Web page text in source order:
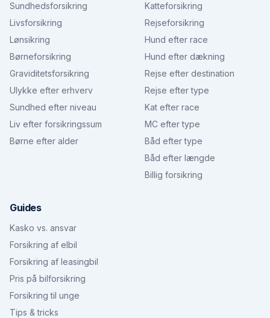
Sundhedsforsikring
Livsforsikring
Lønsikring
Børneforsikring
Graviditetsforsikring
Ulykke efter erhverv
Sundhed efter niveau
Liv efter forsikringssum
Børne efter alder
Katteforsikring
Rejseforsikring
Hund efter race
Hund efter dækning
Rejse efter destination
Rejse efter type
Kat efter race
MC efter type
Båd efter type
Båd efter længde
Billig forsikring
Guides
Kasko vs. ansvar
Forsikring af elbil
Forsikring af leasingbil
Pris på bilforsikring
Forsikring til unge
Tips & tricks